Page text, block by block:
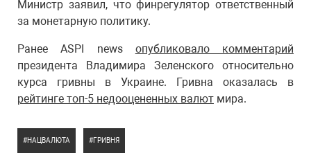
Министр заявил, что финрегулятор ответственный
за монетарную политику.
Ранее ASPI news опубликовало комментарий
президента Владимира Зеленского относительно
курса гривны в Украине. Гривна оказалась в
рейтинге топ-5 недооцененных валют мира.
НАЦВАЛЮТА ГРИВНЯ